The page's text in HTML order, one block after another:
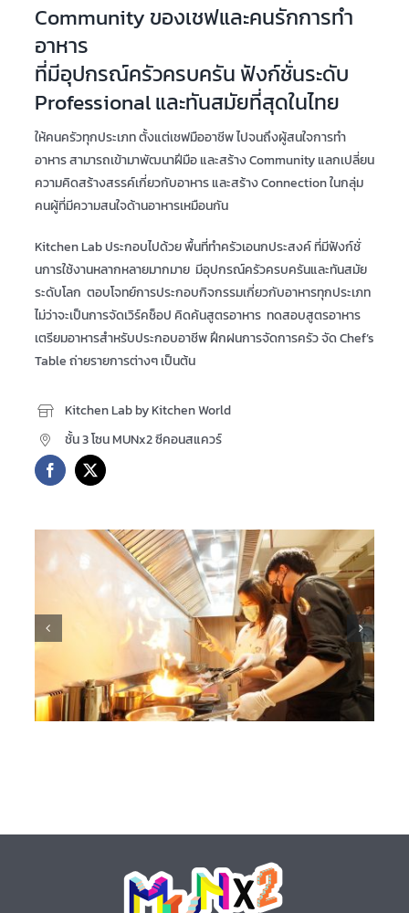
Community ของเชฟและคนรักการทำ
อาหาร
ที่มีอุปกรณ์ครัวครบครัน ฟังก์ชั่นระดับ
Professional และทันสมัยที่สุดในไทย
ให้คนครัวทุกประเภท ตั้งแต่เชฟมืออาชีพ ไปจนถึงผู้สนใจการทำ
อาหาร สามารถเข้ามาพัฒนาฝีมือ และสร้าง Community แลกเปลี่ยน
ความคิดสร้างสรรค์เกี่ยวกับอาหาร และสร้าง Connection ในกลุ่ม
คนผู้ที่มีความสนใจด้านอาหารเหมือนกัน
Kitchen Lab ประกอบไปด้วย พื้นที่ทำครัวเอนกประสงค์ ที่มีฟังก์ชั่
นการใช้งานหลากหลายมากมาย มีอุปกรณ์ครัวครบครันและทันสมัย
ระดับโลก ตอบโจทย์การประกอบกิจกรรมเกี่ยวกับอาหารทุกประเภท
ไม่ว่าจะเป็นการจัดเวิร์คช็อป คิดค้นสูตรอาหาร ทดสอบสูตรอาหาร
เตรียมอาหารสำหรับประกอบอาชีพ ฝึกฝนการจัดการครัว จัด Chef’s
Table ถ่ายรายการต่างๆ เป็นต้น
Kitchen Lab by Kitchen World
ชั้น 3 โซน MUNx2 ซีคอนสแควร์